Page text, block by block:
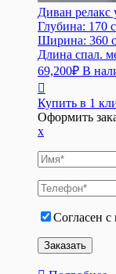
Диван
Глубина: 170
Ширина: 360
Длина спал.
69,200₽ В
Купить в 1
Оформить
x
Согласен с